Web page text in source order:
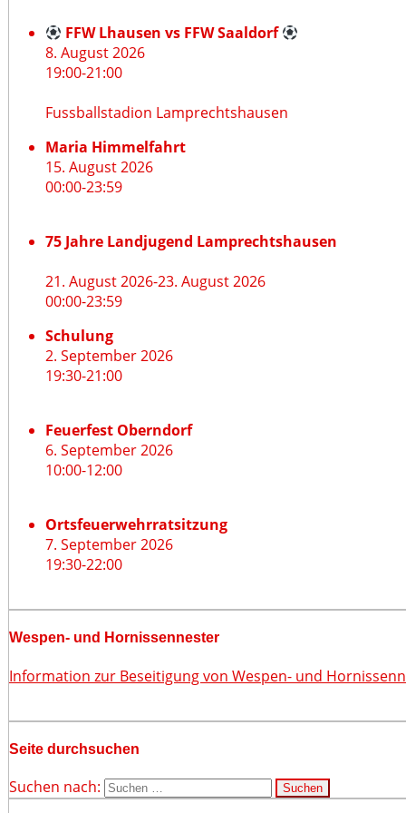
FFW Lhausen vs FFW Saaldorf
8. August 2026
19:00-21:00
Fussballstadion Lamprechtshausen
Maria Himmelfahrt
15. August 2026
00:00-23:59
75 Jahre Landjugend Lamprechtshausen
21. August 2026-23. August 2026
00:00-23:59
Schulung
2. September 2026
19:30-21:00
Feuerfest Oberndorf
6. September 2026
10:00-12:00
Ortsfeuerwehrratsitzung
7. September 2026
19:30-22:00
Wespen- und Hornissennester
Information zur Beseitigung von Wespen- und
Seite durchsuchen
Suchen nach: